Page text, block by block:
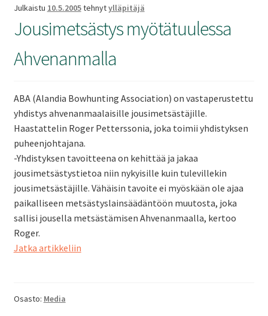
Julkaistu 10.5.2005tehnytylläpitäjä
Jousimetsästys myötätuulessa
Ahvenanmalla
ABA (Alandia Bowhunting Association) on vastaperustettu
yhdistys ahvenanmaalaisille jousimetsästäjille.
Haastattelin Roger Petterssonia, joka toimii yhdistyksen
puheenjohtajana.
-Yhdistyksen tavoitteena on kehittää ja jakaa
jousimetsästystietoa niin nykyisille kuin tulevillekin
jousimetsästäjille. Vähäisin tavoite ei myöskään ole ajaa
paikalliseen metsästyslainsäädäntöön muutosta, joka
sallisi jousella metsästämisen Ahvenanmaalla, kertoo
Roger.
Jatka artikkeliinJousimetsästys
Osasto: Media